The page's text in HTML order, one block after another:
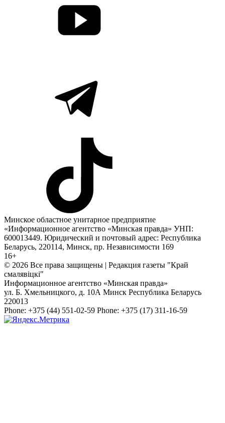
Минское областное унитарное предприятие
«Информационное агентство «Минская правда» УНП:
600013449. Юридический и почтовый адрес: Республика
Беларусь, 220114, Минск, пр. Независимости 169
16+
© 2026 Все права защищены | Редакция газеты "Край
смалявiцкi"
Информационное агентство «Минская правда»
ул. Б. Хмельницкого, д. 10А Минск Республика Беларусь
220013
Phone: +375 (44) 551-02-59 Phone: +375 (17) 311-16-59